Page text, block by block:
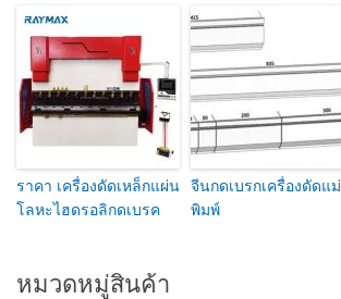
ราคา เครื่องดัดเหล็กแผ่น
โลหะไฮดรอลิกดเบรค
จีนกดเบรกเครื่องดัดแม่
พิมพ์
หมวดหมู่สินค้า